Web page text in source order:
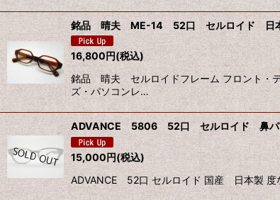
銘品 晴夫 ME-14 52口 セルロイド
16,800円(税込)
銘品 晴夫 セルロイドフレーム フロント・
ズ・パソコンレ…
ADVANCE 5806 52口 セルロイド 鼻
15,000円(税込)
ADVANCE 52口 セルロイド 国産 日本製 度